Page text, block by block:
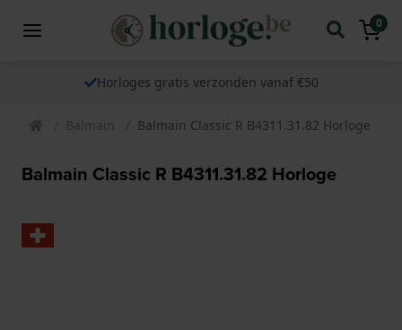
0
Horloges gratis verzonden vanaf €50
Balmain Balmain Classic R B4311.31.82 Horloge
Balmain Classic R B4311.31.82 Horloge